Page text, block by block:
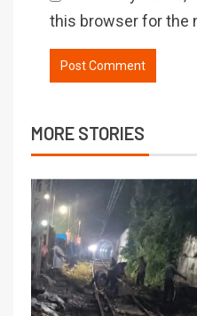
this browser for the
MORE STORIES